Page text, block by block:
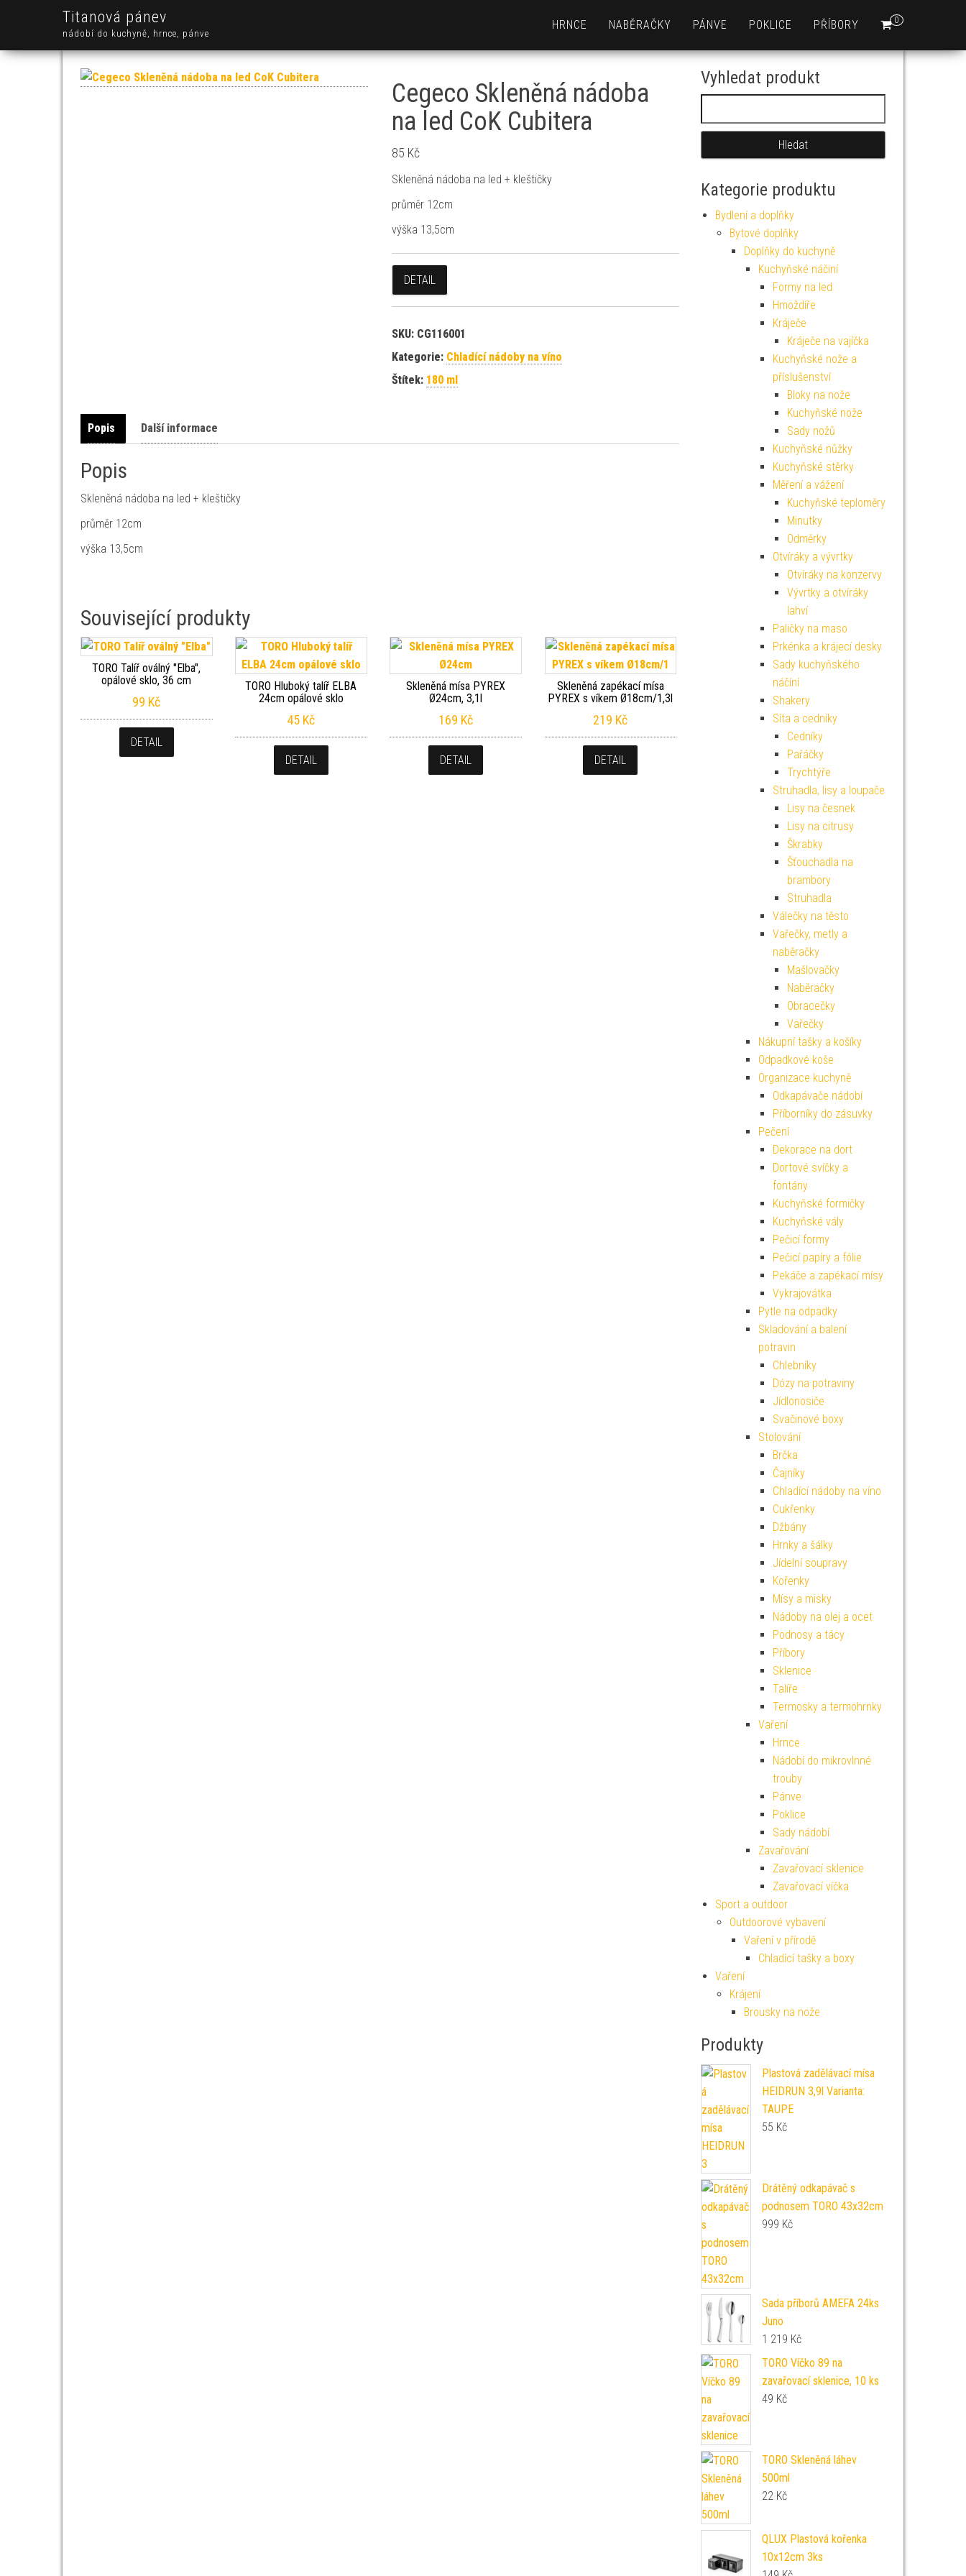
Titanová pánev
nádobí do kuchyně, hrnce, pánve
0
HRNCE NABĚRAČKY PÁNVE POKLICE PŘÍBORY
Cegeco Skleněná nádoba
na led CoK Cubitera
85 Kč
Skleněná nádoba na led + kleštičky
průměr 12cm
výška 13,5cm
DETAIL
SKU: CG116001
Kategorie: Chladící nádoby na víno
Štítek: 180 ml
Popis Další informace
Popis
Skleněná nádoba na led + kleštičky
průměr 12cm
výška 13,5cm
Související produkty
TORO Talíř oválný "Elba",
opálové sklo, 36 cm
99 Kč
DETAIL
TORO Hluboký talíř ELBA
24cm opálové sklo
45 Kč
DETAIL
Skleněná mísa PYREX
Ø24cm, 3,1l
169 Kč
DETAIL
Skleněná zapékací mísa
PYREX s víkem Ø18cm/1,3l
219 Kč
DETAIL
Vyhledat produkt
Kategorie produktu
Bydlení a doplňky
Bytové doplňky
Doplňky do kuchyně
Kuchyňské náčiní
Formy na led
Hmoždíře
Kráječe
Kráječe na vajíčka
Kuchyňské nože a
příslušenství
Bloky na nože
Kuchyňské nože
Sady nožů
Kuchyňské nůžky
Kuchyňské stěrky
Měření a vážení
Kuchyňské teploměry
Minutky
Odměrky
Otvíráky a vývrtky
Otvíráky na konzervy
Vývrtky a otvíráky
lahví
Paličky na maso
Prkénka a krájecí desky
Sady kuchyňského
náčíní
Shakery
Síta a cedníky
Cedníky
Pařáčky
Trychtýře
Struhadla, lisy a loupače
Lisy na česnek
Lisy na citrusy
Škrabky
Šťouchadla na
brambory
Struhadla
Válečky na těsto
Vařečky, metly a
naběračky
Mašlovačky
Naběračky
Obracečky
Vařečky
Nákupní tašky a košíky
Odpadkové koše
Organizace kuchyně
Odkapávače nádobí
Příborníky do zásuvky
Pečení
Dekorace na dort
Dortové svíčky a
fontány
Kuchyňské formičky
Kuchyňské vály
Pečicí formy
Pečicí papíry a fólie
Pekáče a zapékací mísy
Vykrajovátka
Pytle na odpadky
Skladování a balení
potravin
Chlebníky
Dózy na potraviny
Jídlonosiče
Svačinové boxy
Stolování
Brčka
Čajníky
Chladící nádoby na víno
Cukřenky
Džbány
Hrnky a šálky
Jídelní soupravy
Kořenky
Mísy a misky
Nádoby na olej a ocet
Podnosy a tácy
Příbory
Sklenice
Talíře
Termosky a termohrnky
Vaření
Hrnce
Nádobí do mikrovlnné
trouby
Pánve
Poklice
Sady nádobí
Zavařování
Zavařovací sklenice
Zavařovací víčka
Sport a outdoor
Outdoorové vybavení
Vaření v přírodě
Chladící tašky a boxy
Vaření
Krájení
Brousky na nože
Produkty
Plastová zadělávací mísa
HEIDRUN 3,9l Varianta:
TAUPE
55 Kč
Drátěný odkapávač s
podnosem TORO 43x32cm
999 Kč
Sada příborů AMEFA 24ks
Juno
1 219 Kč
TORO Víčko 89 na
zavařovací sklenice, 10 ks
49 Kč
TORO Skleněná láhev
500ml
22 Kč
QLUX Plastová kořenka
10x12cm 3ks